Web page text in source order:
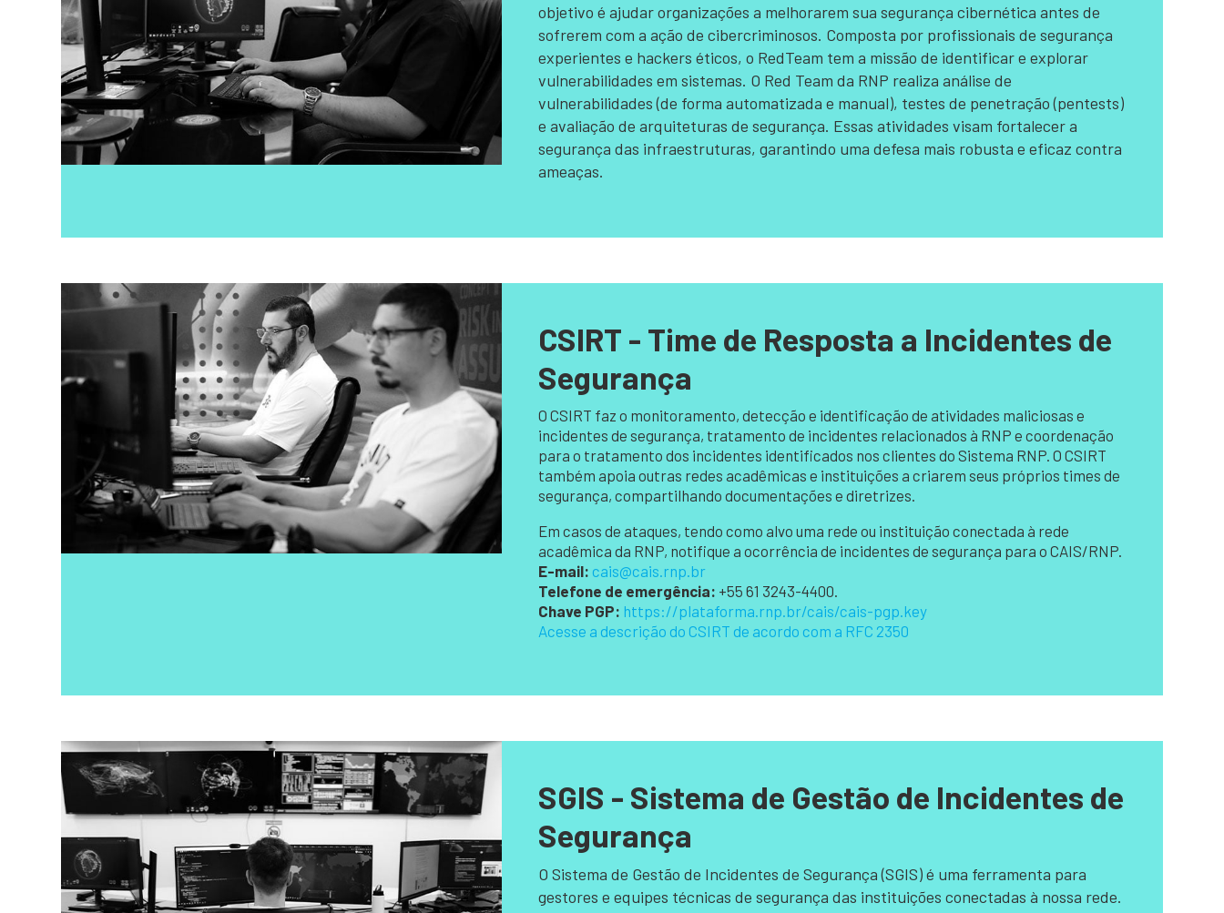
objetivo é ajudar organizações a melhorarem sua segurança cibernética antes de
sofrerem com a ação de cibercriminosos. Composta por profissionais de segurança
experientes e hackers éticos, o RedTeam tem a missão de identificar e explorar
vulnerabilidades em sistemas. O Red Team da RNP realiza análise de
vulnerabilidades (de forma automatizada e manual), testes de penetração (pentests)
e avaliação de arquiteturas de segurança. Essas atividades visam fortalecer a
segurança das infraestruturas, garantindo uma defesa mais robusta e eficaz contra
ameaças.
CSIRT - Time de Resposta a Incidentes de
Segurança
O CSIRT faz o monitoramento, detecção e identificação de atividades maliciosas e
incidentes de segurança, tratamento de incidentes relacionados à RNP e coordenação
para o tratamento dos incidentes identificados nos clientes do Sistema RNP. O CSIRT
também apoia outras redes acadêmicas e instituições a criarem seus próprios times de
segurança, compartilhando documentações e diretrizes.
Em casos de ataques, tendo como alvo uma rede ou instituição conectada à rede
acadêmica da RNP, notifique a ocorrência de incidentes de segurança para o CAIS/RNP.
E-mail: cais@cais.rnp.br
Telefone de emergência: +55 61 3243-4400.
Chave PGP: https://plataforma.rnp.br/cais/cais-pgp.key
Acesse a descrição do CSIRT de acordo com a RFC 2350
SGIS - Sistema de Gestão de Incidentes de
Segurança
O Sistema de Gestão de Incidentes de Segurança (SGIS) é uma ferramenta para
gestores e equipes técnicas de segurança das instituições conectadas à nossa rede.